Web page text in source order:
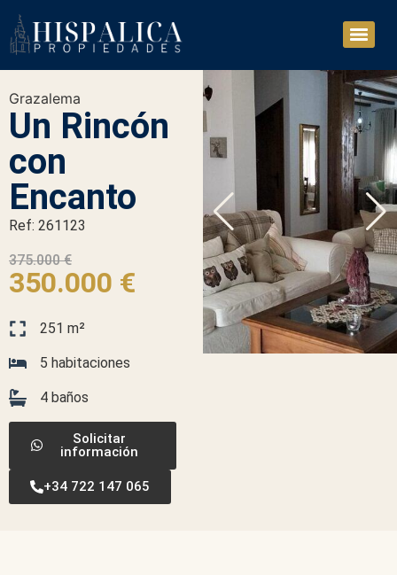
Grazalema
Un Rincón
con
Encanto
Ref: 261123
375.000 €
350.000 €
251 m²
5 habitaciones
4 baños
Solicitar
información
+34 722 147 065